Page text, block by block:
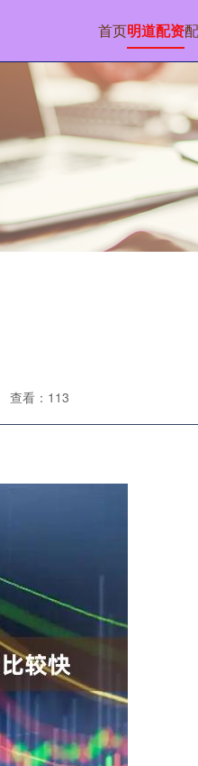
首页明道配资
查看：113